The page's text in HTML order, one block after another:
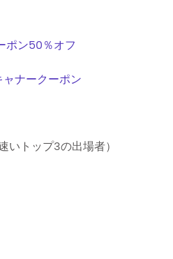
ポン50％オフ
ナークーポン
いトップ3の出場者）